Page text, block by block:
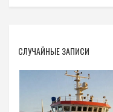
СЛУЧАЙНЫЕ ЗАПИСИ